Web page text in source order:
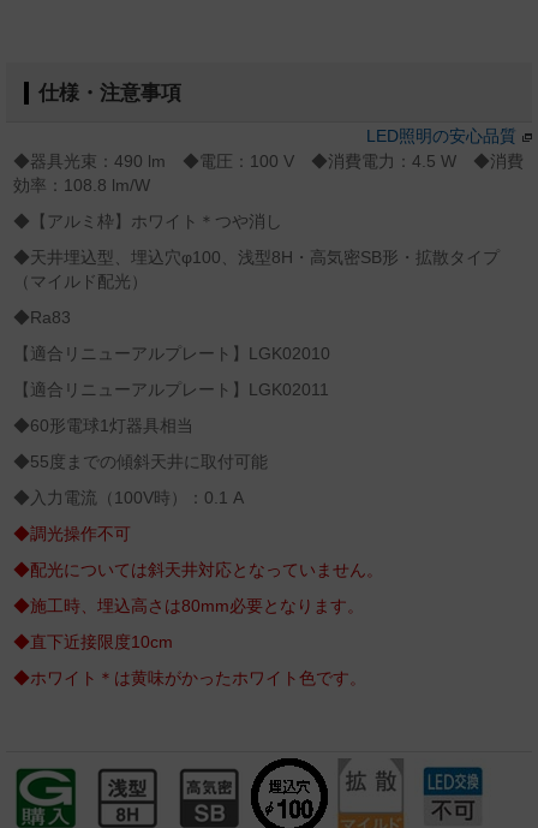
仕様・注意事項
LED照明の安心品質
◆器具光束：490 lm ◆電圧：100 V ◆消費電力：4.5 W ◆消費
効率：108.8 lm/W
◆【アルミ枠】ホワイト＊つや消し
◆天井埋込型、埋込穴φ100、浅型8H・高気密SB形・拡散タイプ
（マイルド配光）
◆Ra83
【適合リニューアルプレート】LGK02010
【適合リニューアルプレート】LGK02011
◆60形電球1灯器具相当
◆55度までの傾斜天井に取付可能
◆入力電流（100V時）：0.1 A
◆調光操作不可
◆配光については斜天井対応となっていません。
◆施工時、埋込高さは80mm必要となります。
◆直下近接限度10cm
◆ホワイト＊は黄味がかったホワイト色です。